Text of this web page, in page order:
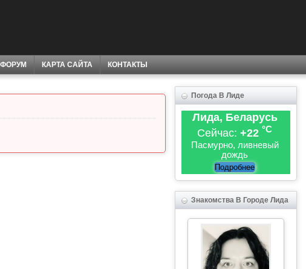
ФОРУМ КАРТА САЙТА КОНТАКТЫ
Погода В Лиде
Лида, Беларусь
Сейчас: +22 °C
Пасмурно, ливневый
дождь
Подробнее
Знакомства В Городе Лида